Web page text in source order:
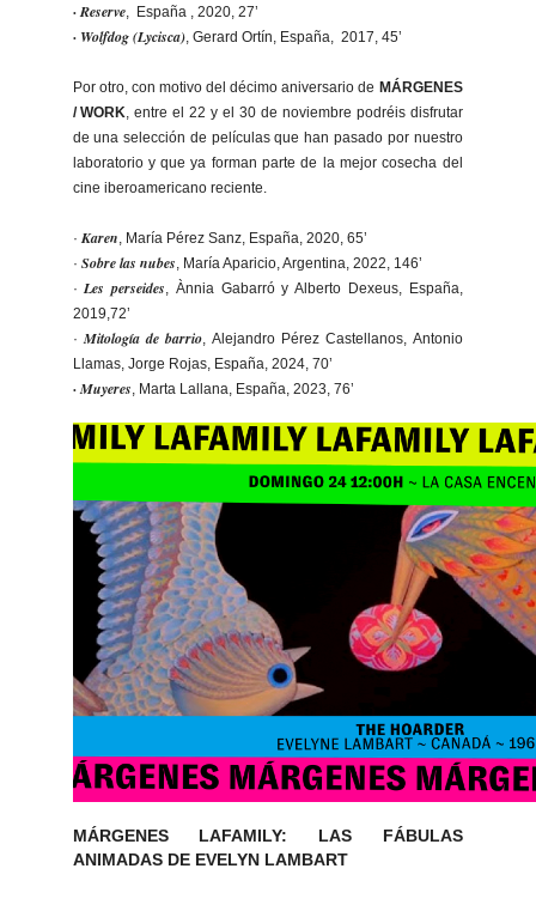
· Reserve, España , 2020, 27’
· Wolfdog (Lycisca), Gerard Ortín, España, 2017, 45’
Por otro, con motivo del décimo aniversario de MÁRGENES
/ WORK, entre el 22 y el 30 de noviembre podréis disfrutar
de una selección de películas que han pasado por nuestro
laboratorio y que ya forman parte de la mejor cosecha del
cine iberoamericano reciente.
· Karen, María Pérez Sanz, España, 2020, 65’
· Sobre las nubes, María Aparicio, Argentina, 2022, 146’
·Les perseides, Ànnia Gabarró y Alberto Dexeus, España,
2019,72’
·Mitología de barrio, Alejandro Pérez Castellanos, Antonio
Llamas, Jorge Rojas, España, 2024, 70’
· Muyeres, Marta Lallana, España, 2023, 76’
MÁRGENES LAFAMILY: LAS FÁBULAS
ANIMADAS DE EVELYN LAMBART